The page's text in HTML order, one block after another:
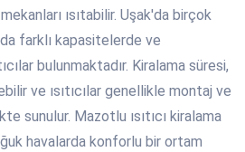
ısıtabilir. Uşak'da birçok
farklı kapasitelerde ve
bulunmaktadır. Kiralama süresi,
ve ısıtıcılar genellikle montaj ve
sunulur. Mazotlu ısıtıcı kiralama
havalarda konforlu bir ortam